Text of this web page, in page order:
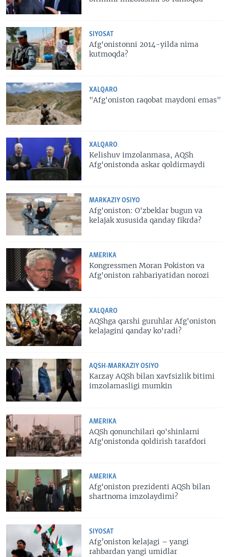
SIYOSAT
Afg'onistonni 2014-yilda nima
kutmoqda?
XALQARO
"Afg'oniston raqobat maydoni emas"
XALQARO
Kelishuv imzolanmasa, AQSh
Afg'onistonda askar qoldirmaydi
MARKAZIY OSIYO
Afg'oniston: O'zbeklar bugun va
kelajak xususida qanday fikrda?
AMERIKA
Kongressmen Moran Pokiston va
Afg'oniston rahbariyatidan norozi
XALQARO
AQShga qarshi guruhlar Afg'oniston
kelajagini qanday ko'radi?
AQSH-MARKAZIY OSIYO
Karzay AQSh bilan xavfsizlik bitimi
imzolamasligi mumkin
AMERIKA
AQSh qonunchilari qo'shinlarni
Afg'onistonda qoldirish tarafdori
AMERIKA
Afg'oniston prezidenti AQSh bilan
shartnoma imzolaydimi?
SIYOSAT
Afg’oniston kelajagi – yangi
rahbardan yangi umidlar